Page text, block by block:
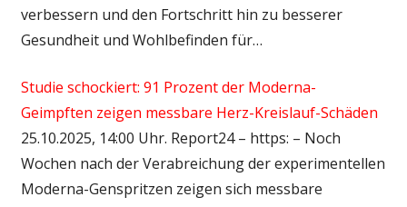
verbessern und den Fortschritt hin zu besserer
Gesundheit und Wohlbefinden für…
Studie schockiert: 91 Prozent der Moderna-
Geimpften zeigen messbare Herz-Kreislauf-Schäden
25.10.2025, 14:00 Uhr. Report24 – https: – Noch
Wochen nach der Verabreichung der experimentellen
Moderna-Genspritzen zeigen sich messbare